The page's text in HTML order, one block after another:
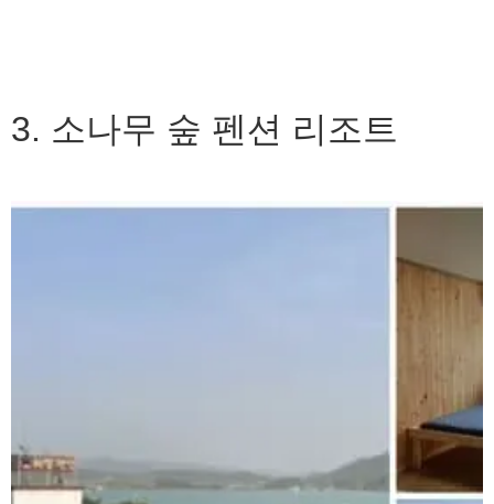
3. 소나무 숲 펜션 리조트